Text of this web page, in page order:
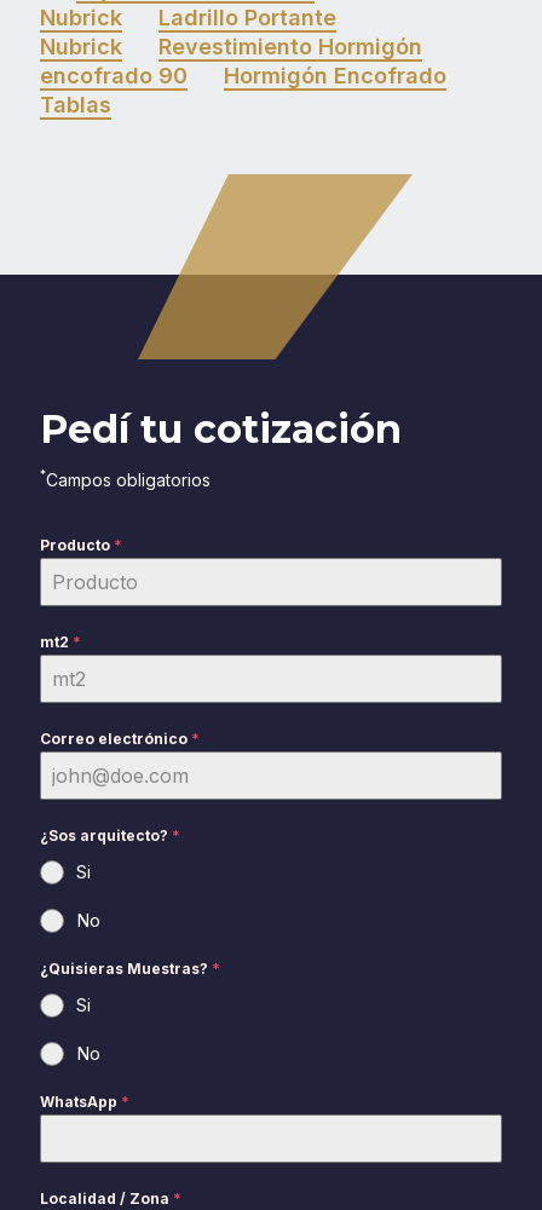
Nubrick
Ladrillo Portante
Nubrick
Revestimiento Hormigón
encofrado 90
Hormigón Encofrado
Tablas
Pedí tu cotización
*Campos obligatorios
Producto *
mt2 *
Correo electrónico *
¿Sos arquitecto? *
Si
No
¿Quisieras Muestras? *
Si
No
WhatsApp *
Localidad / Zona *